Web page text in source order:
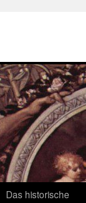
Das historische